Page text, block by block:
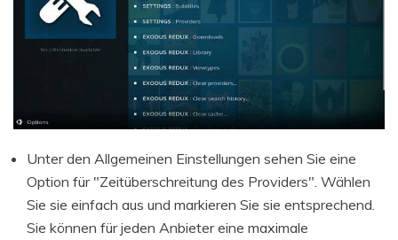
Unter den Allgemeinen Einstellungen sehen Sie eine
Option für "Zeitüberschreitung des Providers". Wählen
Sie sie einfach aus und markieren Sie sie entsprechend.
Sie können für jeden Anbieter eine maximale